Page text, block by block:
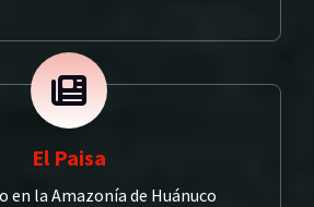
El Paisa
en la Amazonía de Huánuco